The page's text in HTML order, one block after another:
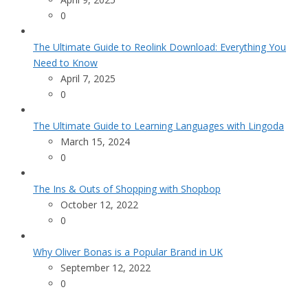
0
The Ultimate Guide to Reolink Download: Everything You
Need to Know
April 7, 2025
0
The Ultimate Guide to Learning Languages with Lingoda
March 15, 2024
0
The Ins & Outs of Shopping with Shopbop
October 12, 2022
0
Why Oliver Bonas is a Popular Brand in UK
September 12, 2022
0